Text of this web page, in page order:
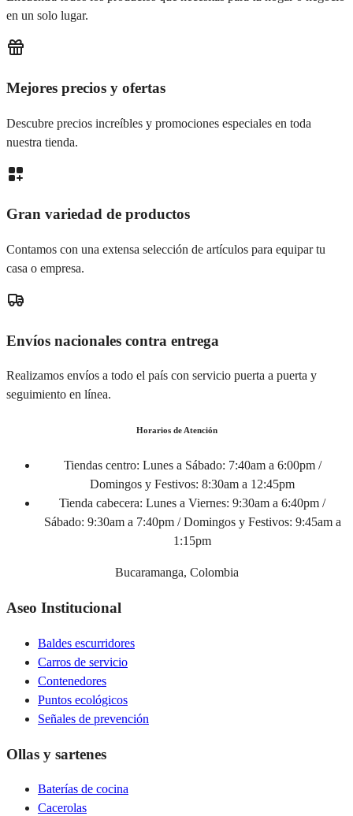
en un solo lugar.
Mejores precios y ofertas
Descubre precios increíbles y promociones especiales en toda
nuestra tienda.
Gran variedad de productos
Contamos con una extensa selección de artículos para equipar tu
casa o empresa.
Envíos nacionales contra entrega
Realizamos envíos a todo el país con servicio puerta a puerta y
seguimiento en línea.
Horarios de Atención
Tiendas centro: Lunes a Sábado: 7:40am a 6:00pm /
Domingos y Festivos: 8:30am a 12:45pm
Tienda cabecera: Lunes a Viernes: 9:30am a 6:40pm /
Sábado: 9:30am a 7:40pm / Domingos y Festivos: 9:45am a
1:15pm
Bucaramanga, Colombia
Aseo Institucional
Baldes escurridores
Carros de servicio
Contenedores
Puntos ecológicos
Señales de prevención
Ollas y sartenes
Baterías de cocina
Cacerolas